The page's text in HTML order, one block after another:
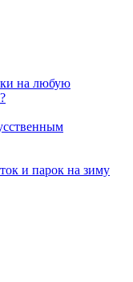
на любую
и парок на зиму